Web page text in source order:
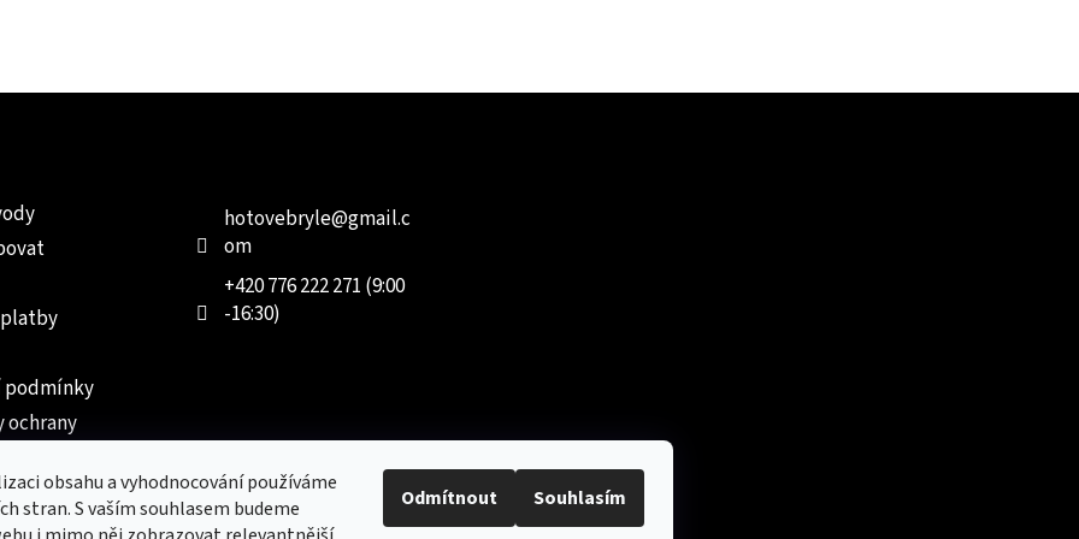
obsahu a vyhodnocování používáme
stran. S vaším souhlasem budeme
Odmítnout Souhlasím
podmínky
ochrany
hotovebryle@gmail.c
om
+420 776 222 271 (9:00
-16:30)